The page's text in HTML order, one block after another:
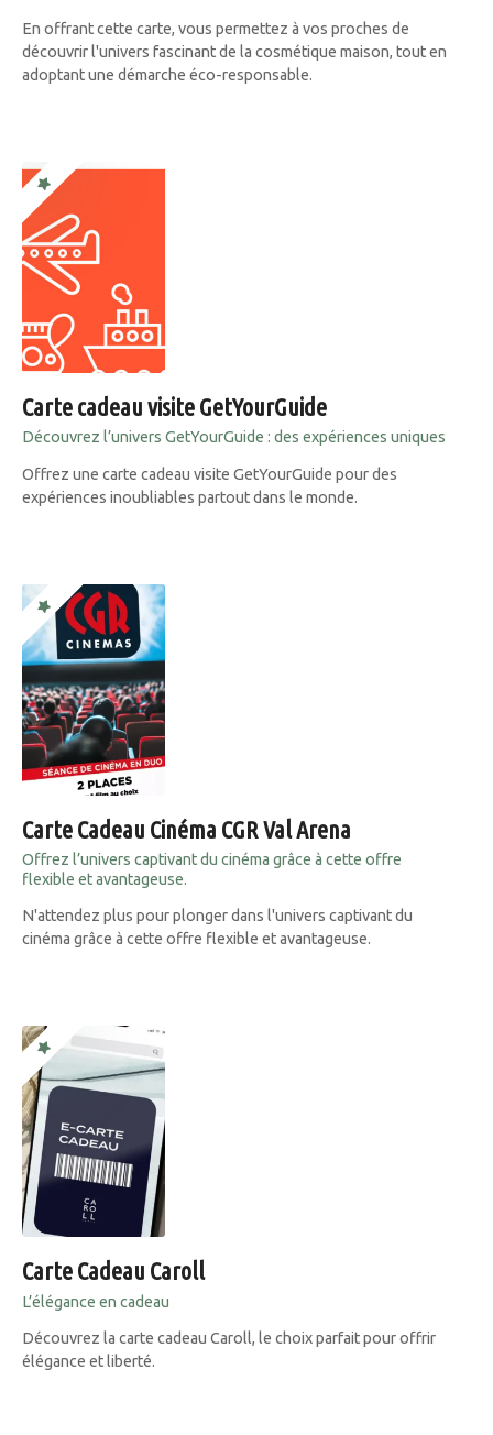
En offrant cette carte, vous permettez à vos proches de
découvrir l'univers fascinant de la cosmétique maison, tout en
adoptant une démarche éco-responsable.
Carte cadeau visite GetYourGuide
Découvrez l’univers GetYourGuide : des expériences uniques
Offrez une carte cadeau visite GetYourGuide pour des
expériences inoubliables partout dans le monde.
Carte Cadeau Cinéma CGR Val Arena
Offrez l’univers captivant du cinéma grâce à cette offre
flexible et avantageuse.
N'attendez plus pour plonger dans l'univers captivant du
cinéma grâce à cette offre flexible et avantageuse.
Carte Cadeau Caroll
L’élégance en cadeau
Découvrez la carte cadeau Caroll, le choix parfait pour offrir
élégance et liberté.